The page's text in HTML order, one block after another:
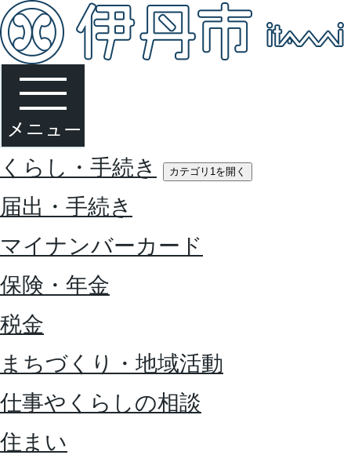
くらし・手続き カテゴリ1を開く
届出・手続き
マイナンバーカード
保険・年金
税金
まちづくり・地域活動
仕事やくらしの相談
住まい